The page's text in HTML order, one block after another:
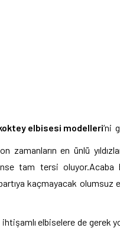
elbisesi modelleri‘ni
zamanların en ünlü
tam tersi oluyor.Acaba
kaçmayacak
elbiselere de gerek